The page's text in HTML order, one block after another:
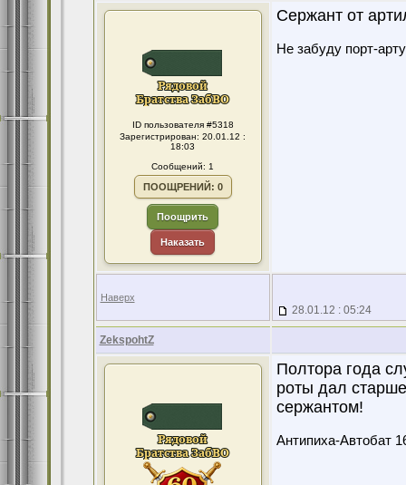
ID пользователя #5318
Зарегистрирован: 20.01.12 :
18:03
Сообщений: 1
ПООЩРЕНИЙ: 0
Поощрить
Наказать
Сержант от
Не забуду порт-
Наверх
28.01.12 : 05:24
ZekspohtZ
Полтора года
роты дал
сержантом!
Антипиха-Автобат